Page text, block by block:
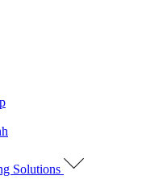
Solutions